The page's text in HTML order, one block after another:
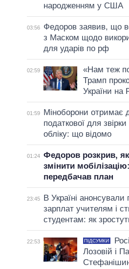
народженням у США
03:56
Федоров заявив, що
з Маском щодо
для ударів по рф
02:59
«Нам теж
Трамп
України на
01:59
Міноборони отримає
податкової для звірки
обліку: що відомо
01:24 Федоров розкрив,
змінити
передбачав план
23:45
В Україні анонсували
зарплат учителям і
студентам: як
22:53 ПІДСУМКИ
Лозовій і